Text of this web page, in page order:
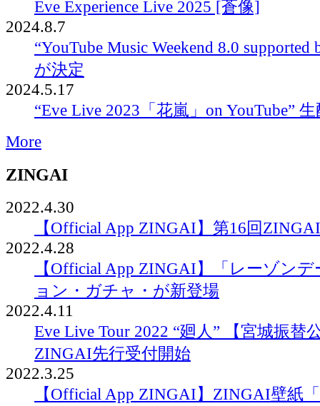
Eve Experience Live 2025 [蒼像]
2024.8.7
“YouTube Music Weekend 8.0
が決定
2024.5.17
“Eve Live 2023「花嵐」on YouTube”
More
ZINGAI
2022.4.30
【Official App ZINGAI】第16回
2022.4.28
【Official App ZINGAI】「レーゾン
ョン・ガチャ・が新登場
2022.4.11
Eve Live Tour 2022 “廻人” 【宮城振替
ZINGAI先行受付開始
2022.3.25
【Official App ZINGAI】ZINGAI壁紙